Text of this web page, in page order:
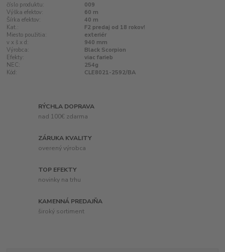
číslo produktu:
009
Výška efektov:
60 m
Šírka efektov:
40 m
Kat.:
F2 predaj od 18 rokov!
Miesto použitia:
exteriér
v x š x d:
940 mm
Výrobca:
Black Scorpion
Efekty:
viac farieb
NEC:
254g
Kód:
CLE8021-2592/BA
RÝCHLA DOPRAVA
nad 100€ zdarma
ZÁRUKA KVALITY
overený výrobca
TOP EFEKTY
novinky na trhu
KAMENNÁ PREDAJŇA
široký sortiment